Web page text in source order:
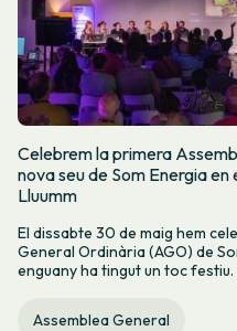
Celebrem la primera
nova seu de Som Energia
Lluumm
El dissabte 30 de maig hem
General Ordinària (AGO) de
enguany ha tingut un toc festiu.
Assemblea General